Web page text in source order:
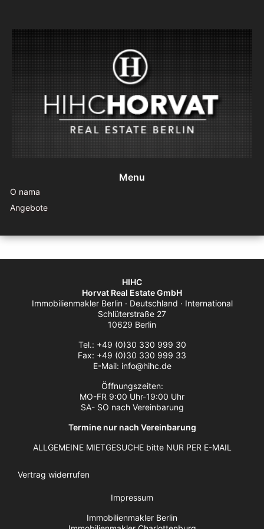
Menu
O nama
Angebote
HIHC
Horvat Real Estate GmbH
Immobilienmakler Berlin · Deutschland · International
Schlüterstraße 27
10629 Berlin
Tel.: +49 (0)30 330 999 30
Fax: +49 (0)30 330 999 33
E-Mail: info@hihc.de
Öffnungszeiten:
MO-FR 9:00 Uhr-19:00 Uhr
SA- SO nach Vereinbarung
Termine nur nach Vereinbarung
ALLGEMEINE MIETGESUCHE bitte NUR PER E-MAIL
Vertrag widerrufen
Impressum
Immobilienmakler Berlin